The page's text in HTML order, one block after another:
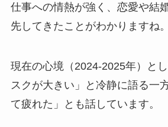
仕事への情熱が強く、恋愛や結
先してきたことがわかりますね。
現在の心境（2024-2025年）と
スクが大きい」と冷静に語る一
て疲れた」とも話しています。